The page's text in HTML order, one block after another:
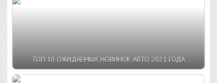
ТОП 10 ОЖИДАЕМЫХ НОВИНОК АВТО 2021 ГОДА